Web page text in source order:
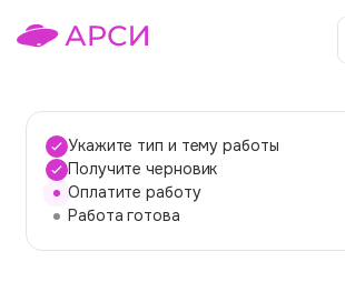
Темы работ
О сервисе
Укажите тип и тему работы
Получите черновик
Оплатите работу
Работа готова